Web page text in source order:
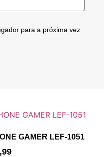
para a próxima vez
GAMER LEF-1051